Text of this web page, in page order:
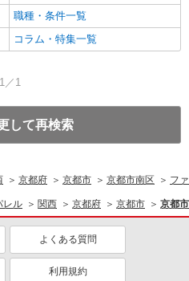
職種・条件一覧
コラム・特集一覧
1／1
して再検索
京都府 京都市 京都市南区 フ
レル 関西 京都府 京都市 京都
よくある質問
利用規約